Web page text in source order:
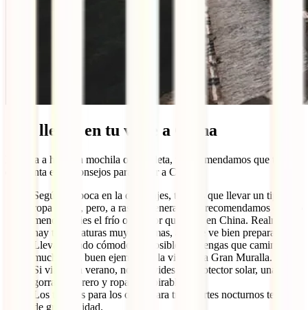
Qué llevar en tu viaje a China
De cara a hacer la mochila o la maleta, te recomendamos que tengas
en cuenta estos consejos para viajar a China:
Según la época en la que viajes, tendrás que llevar un tipo de
ropa u otro, pero, a rasgos generales, te recomendamos que no
menosprecies el frío o el calor que hace en China. Realmente
hay temperaturas muy extremas, así que ve bien preparado.
Lleva calzado cómodo, es posible que tengas que caminar
mucho. Un buen ejemplo es la visita a la Gran Muralla.
Si viajas en verano, no te olvides del protector solar, una
gorra/sombrero y ropa transpirable.
Los tapones para los oídos para transportes nocturnos te serán
de gran utilidad.